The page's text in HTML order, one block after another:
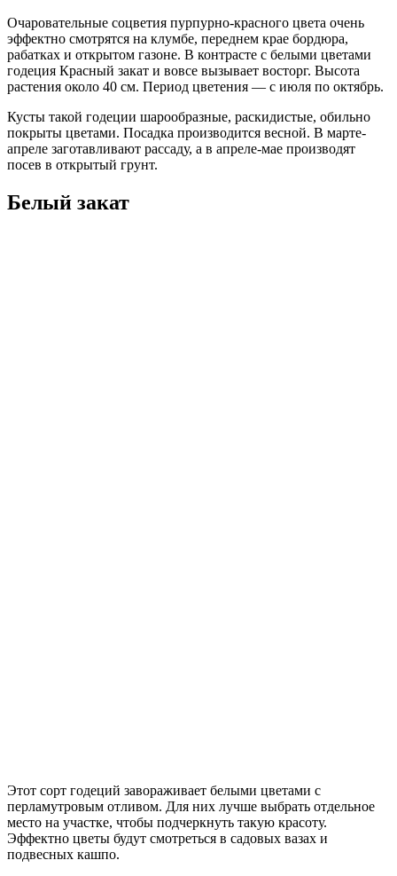
Очаровательные соцветия пурпурно-красного цвета очень
эффектно смотрятся на клумбе, переднем крае бордюра,
рабатках и открытом газоне. В контрасте с белыми цветами
годеция Красный закат и вовсе вызывает восторг. Высота
растения около 40 см. Период цветения — с июля по октябрь.
Кусты такой годеции шарообразные, раскидистые, обильно
покрыты цветами. Посадка производится весной. В марте-
апреле заготавливают рассаду, а в апреле-мае производят
посев в открытый грунт.
Белый закат
Этот сорт годеций завораживает белыми цветами с
перламутровым отливом. Для них лучше выбрать отдельное
место на участке, чтобы подчеркнуть такую красоту.
Эффектно цветы будут смотреться в садовых вазах и
подвесных кашпо.